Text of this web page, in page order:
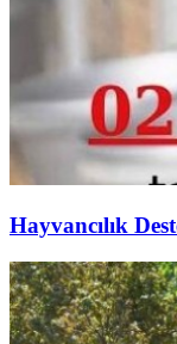
Hayvancılık